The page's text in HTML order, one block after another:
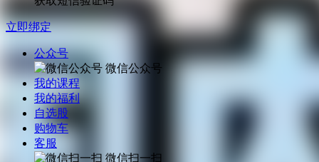
立即绑定
公众号
微信公众号
我的课程
我的福利
自选股
购物车
客服
微信扫一扫